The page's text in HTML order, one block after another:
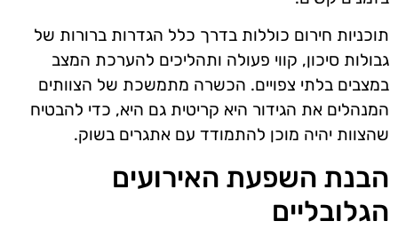
תוכניות חירום כוללות בדרך כלל הגדרות ברורות של
גבולות סיכון, קווי פעולה ותהליכים להערכת המצב
במצבים בלתי צפויים. הכשרה מתמשכת של הצוותים
המנהלים את הגידור היא קריטית גם היא, כדי להבטיח
שהצוות יהיה מוכן להתמודד עם אתגרים בשוק.
הבנת השפעת האירועים
הגלובליים